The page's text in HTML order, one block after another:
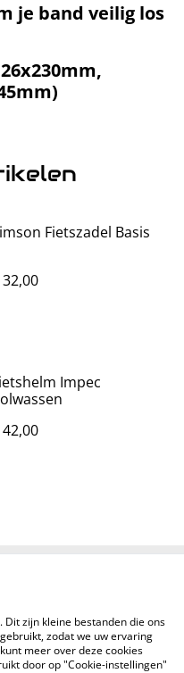
je band veilig los
Fietszadel Basis
Impec
Contacten
Dit zijn kleine bestanden die ons
zodat we uw ervaring
meer over deze cookies
door op "Cookie-instellingen"